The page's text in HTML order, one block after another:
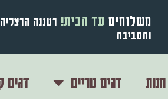
משלוחים עד הבית! רעננה
והסביבה
חנות דגים טריים דגים